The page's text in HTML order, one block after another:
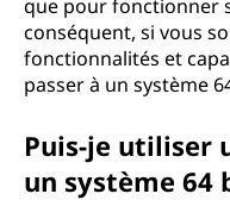
que pour fonctionner
conséquent, si vous
fonctionnalités et
passer à un système
Puis-je utiliser
un système 64